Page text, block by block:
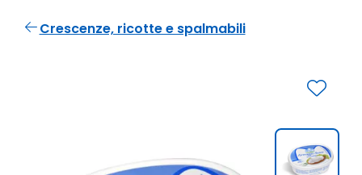
Crescenze, ricotte e spalmabili